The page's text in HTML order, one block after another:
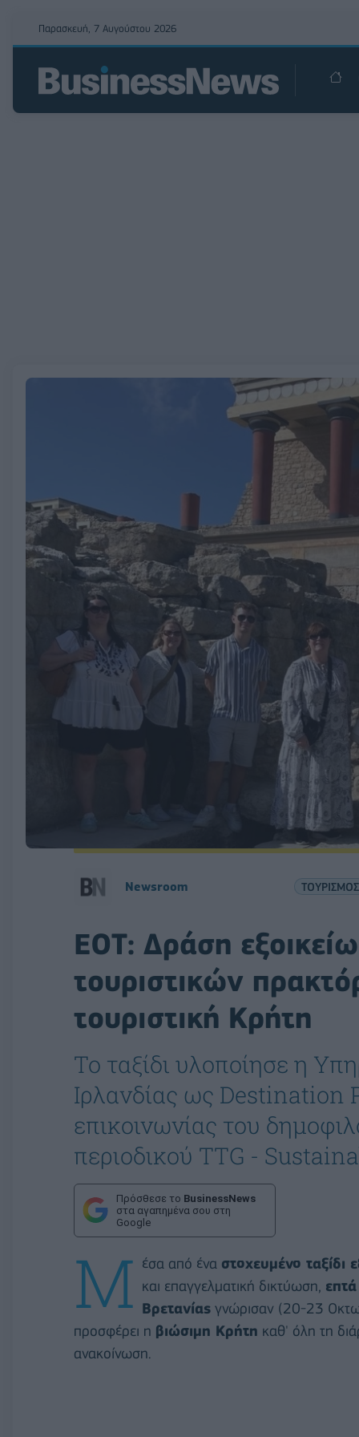
Παρασκευή, 7 Αυγούστου 2026
Newsroom ΤΟΥΡΙΣΜΟΣ
ΕΟΤ: Δράση
τουριστικών
τουριστική Κρήτη
Το ταξίδι υλοποίησε η
Ιρλανδίας ως Destination
επικοινωνίας του
περιοδικού TTG -
Πρόσθεσε το BusinessNews
στα αγαπημένα σου στη
Google
Μ έσα από ένα στοχευμένο ταξίδι
και επαγγελματική δικτύωση,
Βρετανίας γνώρισαν (20-23
προσφέρει η βιώσιμη Κρήτη καθ' όλη τη
ανακοίνωση.